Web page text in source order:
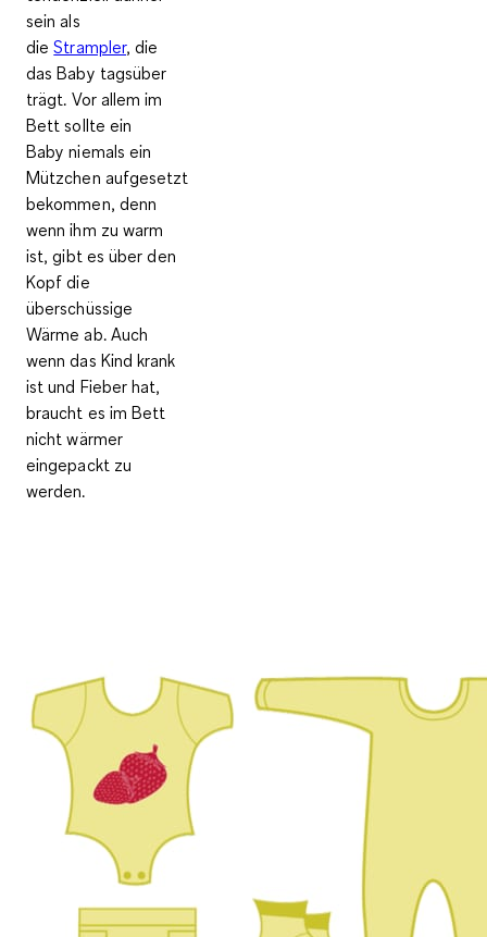
sein als
dieStrampler, die
das Baby tagsüber
trägt. Vor allem im
Bett sollte ein
Babyniemals ein
Mützchen aufgesetzt
bekommen, denn
wenn ihm zu warm
ist, gibt es über den
Kopf die
überschüssige
Wärme ab. Auch
wenn das Kind krank
ist und Fieber hat,
braucht es im Bett
nicht wärmer
eingepackt zu
werden.